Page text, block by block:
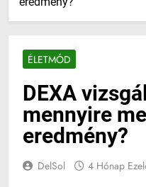
ÉLETMÓD
DEXA
mennyire
eredmény?
DelSol 4 Hónap